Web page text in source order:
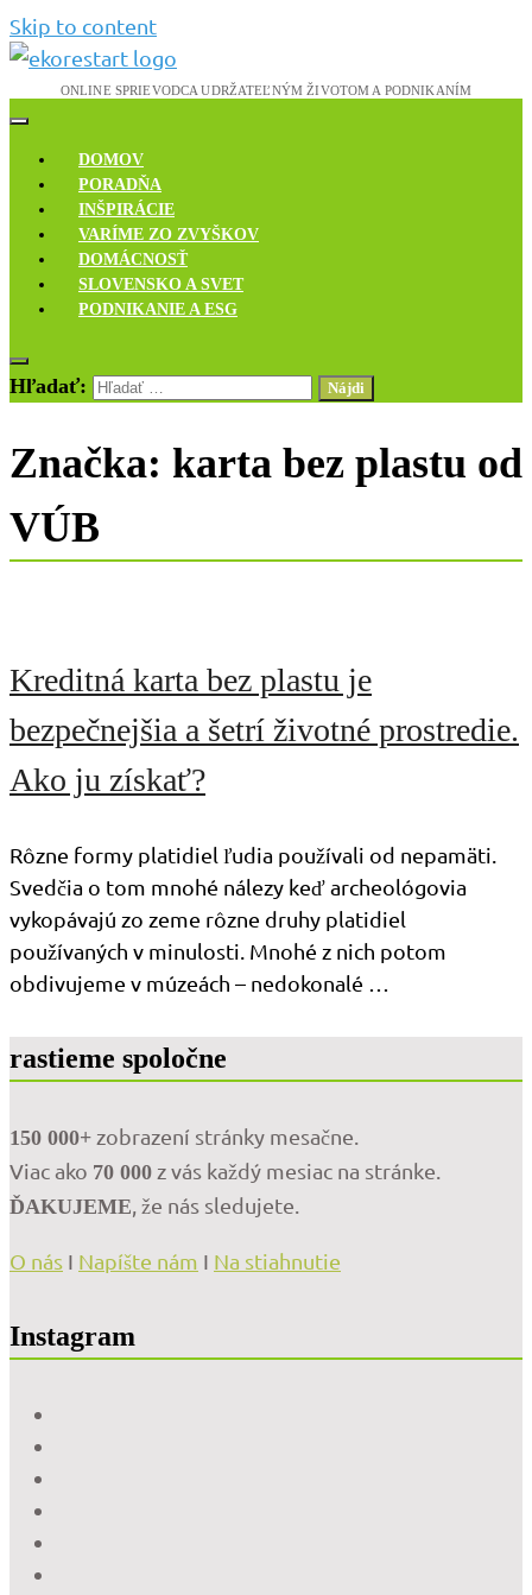
Skip to content
Ekoreštart
Novinky, rozhovory a inšpirácie
DOMOV
PORADŇA
INŠPIRÁCIE
VARÍME ZO ZVYŠKOV
DOMÁCNOSŤ
SLOVENSKO A SVET
PODNIKANIE A ESG
Hľadať:
Značka: karta bez plastu od
VÚB
Kreditná karta bez plastu je
bezpečnejšia a šetrí životné prostredie.
Ako ju získať?
Rôzne formy platidiel ľudia používali od nepamäti.
Svedčia o tom mnohé nálezy keď archeológovia
vykopávajú zo zeme rôzne druhy platidiel
používaných v minulosti. Mnohé z nich potom
obdivujeme v múzeách – nedokonalé …
rastieme spoločne
150 000+ zobrazení stránky mesačne.
Viac ako 70 000 z vás každý mesiac na stránke.
ĎAKUJEME , že nás sledujete.
O nás I Napíšte nám I Na stiahnutie
Instagram